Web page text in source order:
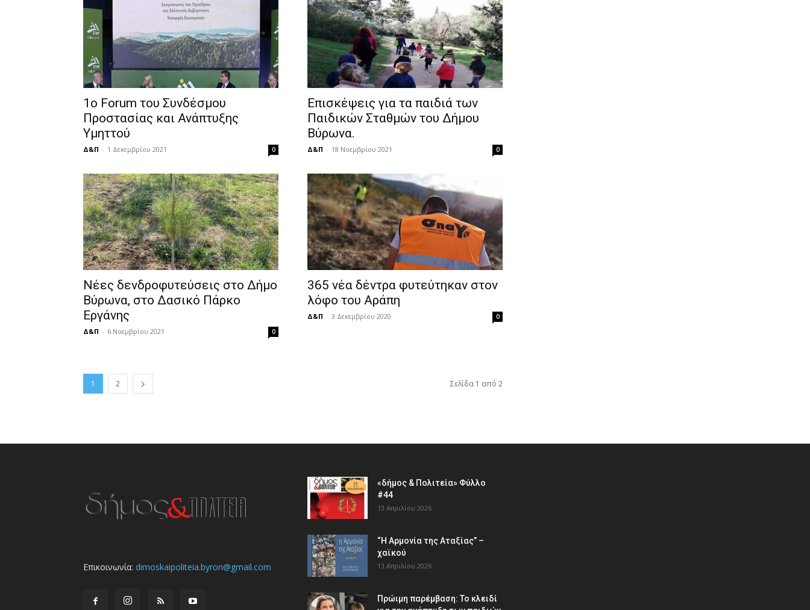
1o Forum του Συνδέσμου
Προστασίας και Ανάπτυξης
Υμηττού
Δ&Π - 1 Δεκεμβρίου 2021 0
Επισκέψεις για τα παιδιά των
Παιδικών Σταθμών του Δήμου
Βύρωνα.
Δ&Π - 18 Νοεμβρίου 2021 0
Νέες δενδροφυτεύσεις στο Δήμο
Βύρωνα, στο Δασικό Πάρκο
Εργάνης
Δ&Π - 6 Νοεμβρίου 2021 0
365 νέα δέντρα φυτεύτηκαν στον
λόφο του Αράπη
Δ&Π - 3 Δεκεμβρίου 2020 0
1 2 Σελίδα 1 από 2
Επικοινωνία: dimoskaipoliteia.byron@gmail.com
«δήμος & Πολιτεία» Φύλλο
#44
13 Απριλίου 2026
“Η Αρμονία της Αταξίας” –
χαϊκού
13 Απριλίου 2026
Πρώιμη παρέμβαση: Το κλειδί